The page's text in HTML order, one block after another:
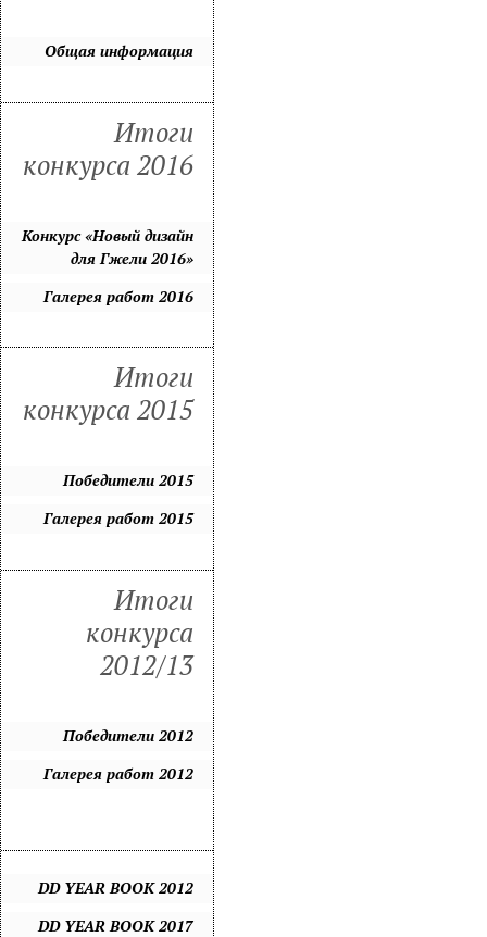
Общая информация
Итоги
конкурса 2016
Конкурс «Новый дизайн
для Гжели 2016»
Галерея работ 2016
Итоги
конкурса 2015
Победители 2015
Галерея работ 2015
Итоги
конкурса
2012/13
Победители 2012
Галерея работ 2012
DD YEAR BOOK 2012
DD YEAR BOOK 2017